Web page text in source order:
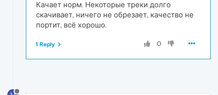
Качает норм. Некоторые треки долго
скачивает, ничего не обрезает, качество не
портит, всё хорошо.
0
1 Reply